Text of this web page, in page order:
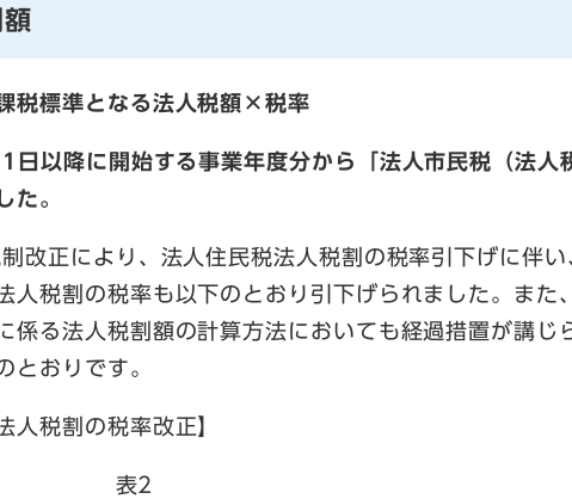
税標準となる法人税額×税率
日以降に開始する事業年度分から
「法人市民税（法人
た。
改正により、法人住民税法人税割の税率引下げに伴い
人税割の税率も以下のとおり引下げられました。また
係る法人税割額の計算方法においても経過措置が講じ
とおりです。
人税割の税率改正】
表2